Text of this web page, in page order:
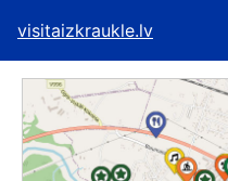
visitaizkraukle.lv